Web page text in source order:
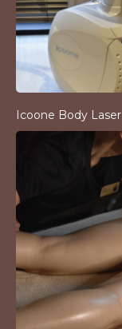
Icoone Body Laser